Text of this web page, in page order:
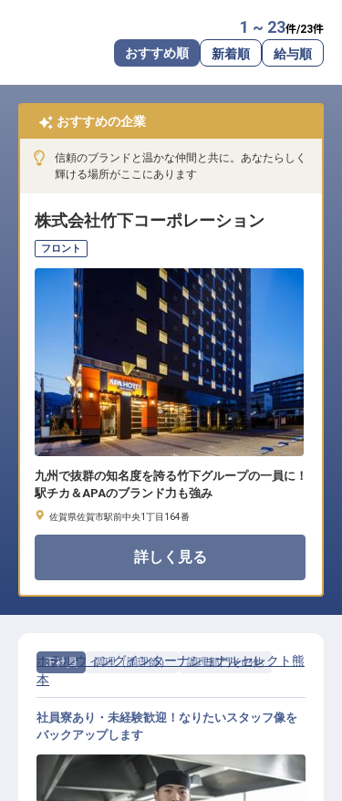
転職サポートに申し込む
採用をお考えの企業様へ
1 ~ 23件/23件
おすすめ順 新着順 給与順
おすすめの企業
信頼のブランドと温かな仲間と共に。あなたらしく
輝ける場所がここにあります
株式会社竹下コーポレーション
フロント
九州で抜群の知名度を誇る竹下グループの一員に！
駅チカ＆APAのブランド力も強み
佐賀県佐賀市駅前中央1丁目164番
詳しく見る
正社員 調理（調理師） 調理部門その他
ホテルウィングインターナショナルセレクト熊
本
社員寮あり・未経験歓迎！なりたいスタッフ像を
バックアップします